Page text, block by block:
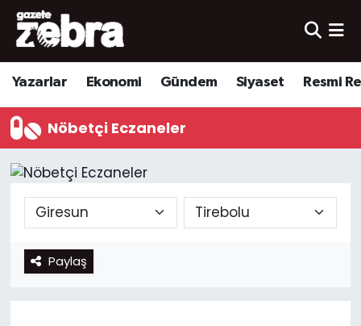
Yazarlar Ekonomi Gündem Siyaset Resmi
Nöbetçi Eczaneler
Paylaş
Yazarlar
Ekonomi
Kültür-Sanat
Yerel
Spor
Nöbetçi Eczaneler
Hava Durumu
Trafik Durumu
Süper Lig Puan Durumu ve Fikstür
Tüm Manşetler
Son Dakika Haberleri